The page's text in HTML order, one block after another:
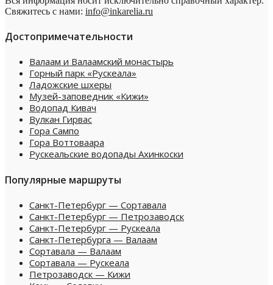
Свяжитесь с нами: info@inkarelia.ru
Достопримечательности
Валаам и Валаамский монастырь
Горный парк «Рускеала»
Ладожские шхеры
Музей-заповедник «Кижи»
Водопад Кивач
Вулкан Гирвас
Гора Сампо
Гора Воттоваара
Рускеальские водопады Ахинкоски
Популярные маршруты
Санкт-Петербург — Сортавала
Санкт-Петербург — Петрозаводск
Санкт-Петербург — Рускеала
Санкт-Петербурга — Валаам
Сортавала — Валаам
Сортавала — Рускеала
Петрозаводск — Кижи